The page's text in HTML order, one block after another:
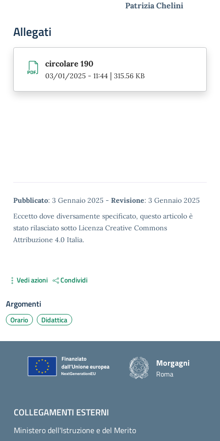
Patrizia Chelini
Allegati
circolare 190
03/01/2025 - 11:44 | 315.56 KB
Metadata
Pubblicato: 3 Gennaio 2025 - Revisione: 3 Gennaio 2025
Eccetto dove diversamente specificato, questo articolo è
stato rilasciato sotto Licenza Creative Commons
Attribuzione 4.0 Italia.
Vedi azioni Condividi
Argomenti
Orario Didattica
Piè di pagina
Morgagni
Roma
COLLEGAMENTI ESTERNI
Ministero dell'Istruzione e del Merito